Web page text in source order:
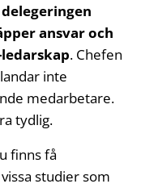
ansvar och
. Chefen
inte
medarbetare.
tydlig.
finns få
studier som